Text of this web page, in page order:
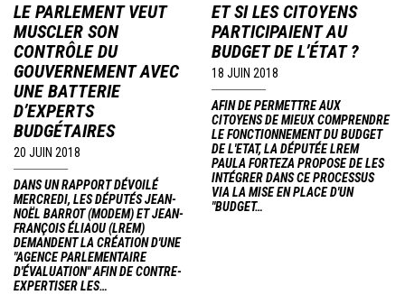
LE PARLEMENT VEUT
MUSCLER SON
CONTRÔLE DU
GOUVERNEMENT AVEC
UNE BATTERIE
D’EXPERTS
BUDGÉTAIRES
20 JUIN 2018
DANS UN RAPPORT DÉVOILÉ
MERCREDI, LES DÉPUTÉS JEAN-
NOËL BARROT (MODEM) ET JEAN-
FRANÇOIS ÉLIAOU (LREM)
DEMANDENT LA CRÉATION D'UNE
"AGENCE PARLEMENTAIRE
D'ÉVALUATION" AFIN DE CONTRE-
EXPERTISER LES…
ET SI LES CITOYENS
PARTICIPAIENT AU
BUDGET DE L’ÉTAT ?
18 JUIN 2018
AFIN DE PERMETTRE AUX
CITOYENS DE MIEUX COMPRENDRE
LE FONCTIONNEMENT DU BUDGET
DE L'ETAT, LA DÉPUTÉE LREM
PAULA FORTEZA PROPOSE DE LES
INTÉGRER DANS CE PROCESSUS
VIA LA MISE EN PLACE D'UN
"BUDGET…